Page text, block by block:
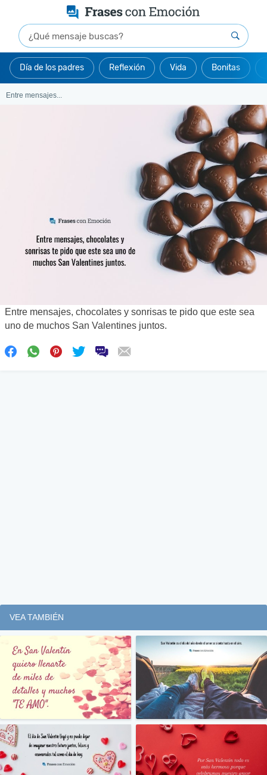
Día de los padres Reflexión Vida Bonitas
Entre mensajes...
Entre mensajes, chocolates y sonrisas te pido que este sea
uno de muchos San Valentines juntos.
VEA TAMBIÉN